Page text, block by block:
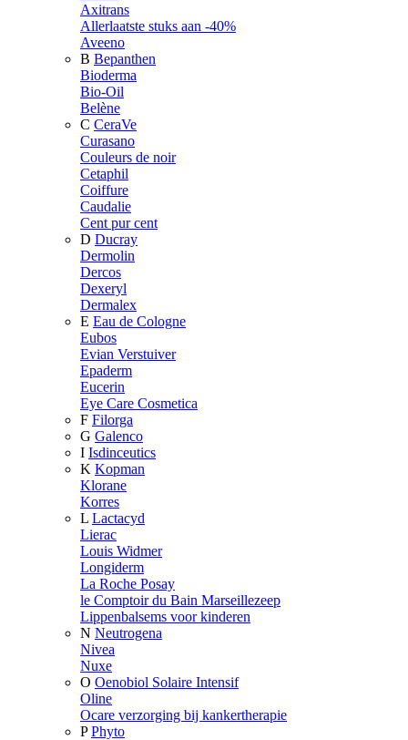
Axitrans
Allerlaatste stuks aan -40%
Aveeno
B Bepanthen
Bioderma
Bio-Oil
Belène
C CeraVe
Curasano
Couleurs de noir
Cetaphil
Coiffure
Caudalie
Cent pur cent
D Ducray
Dermolin
Dercos
Dexeryl
Dermalex
E Eau de Cologne
Eubos
Evian Verstuiver
Epaderm
Eucerin
Eye Care Cosmetica
F Filorga
G Galenco
I Isdinceutics
K Kopman
Klorane
Korres
L Lactacyd
Lierac
Louis Widmer
Longiderm
La Roche Posay
le Comptoir du Bain Marseillezeep
Lippenbalsems voor kinderen
N Neutrogena
Nivea
Nuxe
O Oenobiol Solaire Intensif
Oline
Ocare verzorging bij kankertherapie
P Phyto